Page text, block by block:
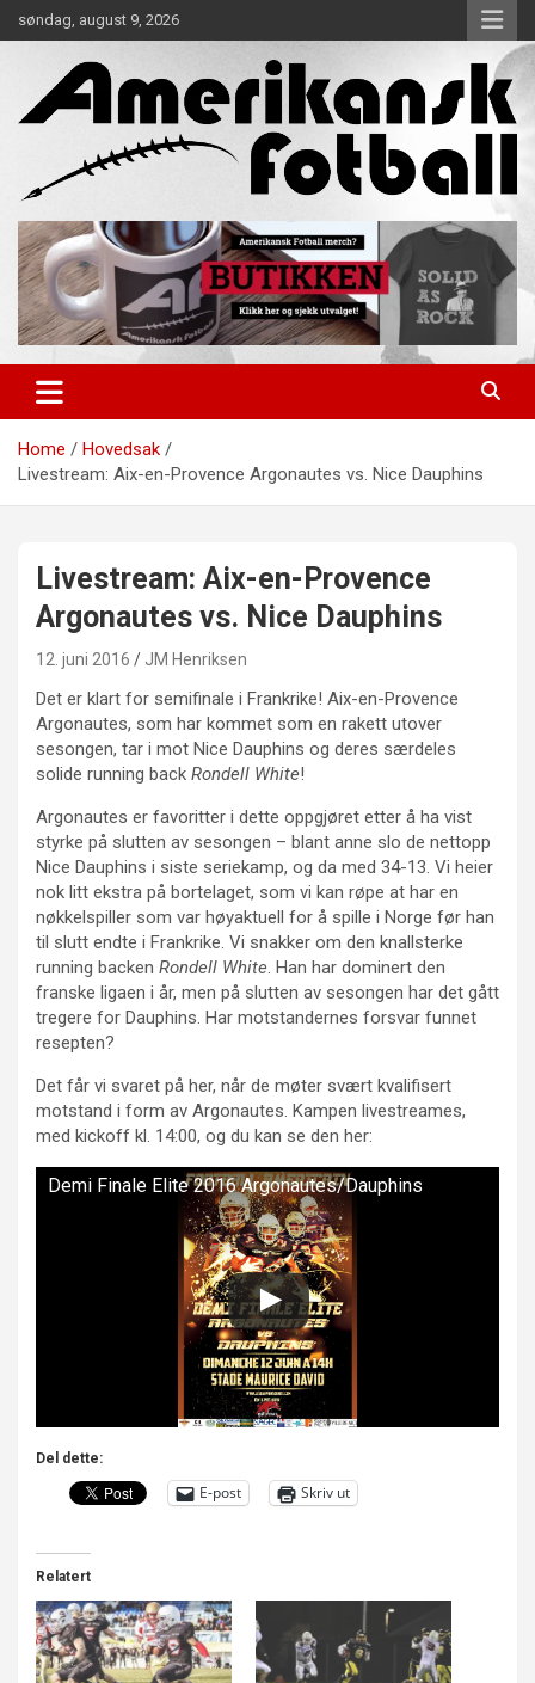
to
søndag, august 9, 2026
Amerikansk Fotball
Home
Hovedsak
Livestream: Aix-en-Provence Argonautes vs. Nice Dauphins
Livestream: Aix-en-Provence
Argonautes vs. Nice Dauphins
12. juni 2016 JM Henriksen
Det er klart for semifinale i Frankrike! Aix-en-Provence
Argonautes, som har kommet som en rakett utover
sesongen, tar i mot Nice Dauphins og deres særdeles
solide running back Rondell White!
Argonautes er favoritter i dette oppgjøret etter å ha vist
styrke på slutten av sesongen – blant anne slo de nettopp
Nice Dauphins i siste seriekamp, og da med 34-13. Vi heier
nok litt ekstra på bortelaget, som vi kan røpe at har en
nøkkelspiller som var høyaktuell for å spille i Norge før han
til slutt endte i Frankrike. Vi snakker om den knallsterke
running backen Rondell White . Han har dominert den
franske ligaen i år, men på slutten av sesongen har det gått
tregere for Dauphins. Har motstandernes forsvar funnet
resepten?
Det får vi svaret på her, når de møter svært kvalifisert
motstand i form av Argonautes. Kampen livestreames,
med kickoff kl. 14:00, og du kan se den her:
Demi Finale Elite 2016 Argonautes/Dauphins
Del dette:
E-post Skriv ut
Relatert